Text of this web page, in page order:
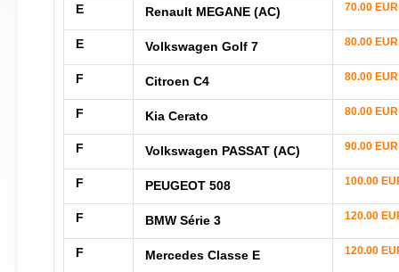
E Renault MEGANE (AC) 70.00 EUR
E Volkswagen Golf 7 80.00 EUR
F Citroen C4 80.00 EUR
F Kia Cerato 80.00 EUR
F Volkswagen PASSAT (AC) 90.00 EUR
F PEUGEOT 508 100.00
F BMW Série 3 120.00
F Mercedes Classe E 120.00